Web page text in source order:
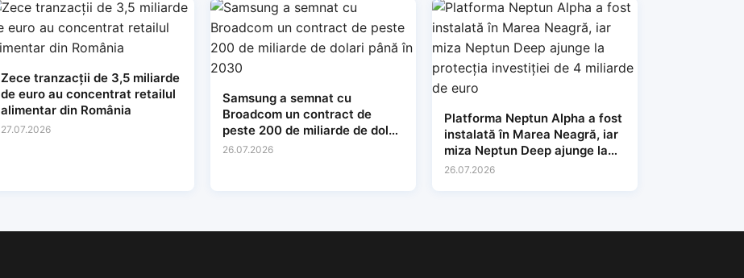
Zece tranzacții de 3,5 miliarde
de euro au concentrat retailul
alimentar din România
27.07.2026
Samsung a semnat cu
Broadcom un contract de
peste 200 de miliarde de dolari
până în 2030
26.07.2026
Platforma Neptun Alpha a fost
instalată în Marea Neagră, iar
miza Neptun Deep ajunge la
protecția investiției de 4
26.07.2026